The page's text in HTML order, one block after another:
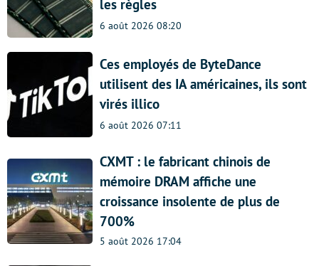
les règles
6 août 2026 08:20
Ces employés de ByteDance
utilisent des IA américaines, ils sont
virés illico
6 août 2026 07:11
CXMT : le fabricant chinois de
mémoire DRAM affiche une
croissance insolente de plus de
700%
5 août 2026 17:04